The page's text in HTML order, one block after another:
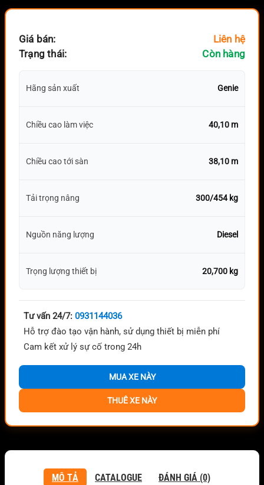
Giá bán:
Liên hệ
Trạng thái:
Còn hàng
Hãng sản xuất Genie
Chiều cao làm việc 40,10 m
Chiều cao tới sàn 38,10 m
Tải trọng nâng 300/454 kg
Nguồn năng lượng Diesel
Trọng lượng thiết bị 20,700 kg
Tư vấn 24/7: 0931144036
Hỗ trợ đào tạo vận hành, sử dụng thiết bị miễn phí
Cam kết xử lý sự cố trong 24h
MUA XE NÀY
THUÊ XE NÀY
MÔ TẢ CATALOGUE ĐÁNH GIÁ (0)